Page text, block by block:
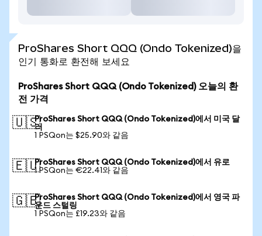
ProShares Short QQQ (Ondo Tokenized)을
인기 통화로 환전해 보세요
ProShares Short QQQ (Ondo Tokenized) 오늘의 환
전 가격
🇺🇸ProShares Short QQQ (Ondo Tokenized)에서 미국 달
러
1 PSQon는 $25.90와 같음
🇪🇺ProShares Short QQQ (Ondo Tokenized)에서 유로
1 PSQon는 €22.41와 같음
🇬🇧ProShares Short QQQ (Ondo Tokenized)에서 영국 파
운드 스털링
1 PSQon는 £19.23와 같음